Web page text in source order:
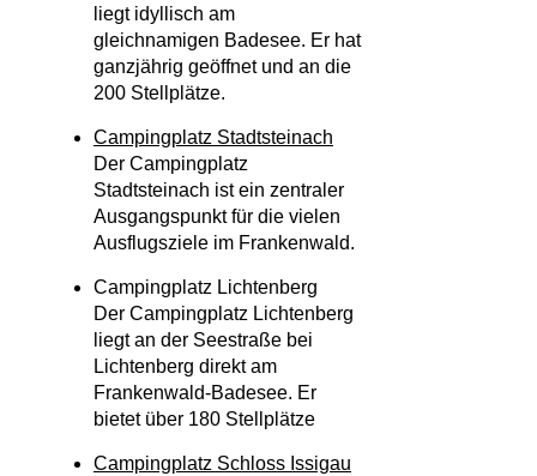
liegt idyllisch am
gleichnamigen Badesee. Er hat
ganzjährig geöffnet und an die
200 Stellplätze.
Campingplatz Stadtsteinach
Der Campingplatz
Stadtsteinach ist ein zentraler
Ausgangspunkt für die vielen
Ausflugsziele im Frankenwald.
Campingplatz Lichtenberg
Der Campingplatz Lichtenberg
liegt an der Seestraße bei
Lichtenberg direkt am
Frankenwald-Badesee. Er
bietet über 180 Stellplätze
Campingplatz Schloss Issigau